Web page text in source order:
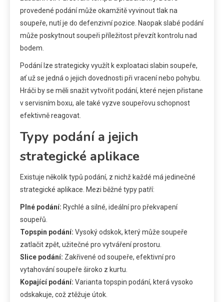
provedené podání může okamžitě vyvinout tlak na
soupeře, nutí je do defenzivní pozice. Naopak slabé podání
může poskytnout soupeři příležitost převzít kontrolu nad
bodem.
Podání lze strategicky využít k exploataci slabin soupeře,
ať už se jedná o jejich dovednosti při vracení nebo pohybu.
Hráči by se měli snažit vytvořit podání, které nejen přistane
v servisním boxu, ale také vyzve soupeřovu schopnost
efektivně reagovat.
Typy podání a jejich
strategické aplikace
Existuje několik typů podání, z nichž každé má jedinečné
strategické aplikace. Mezi běžné typy patří:
Plné podání: Rychlé a silné, ideální pro překvapení
soupeřů.
Topspin podání: Vysoký odskok, který může soupeře
zatlačit zpět, užitečné pro vytváření prostoru.
Slice podání: Zakřivené od soupeře, efektivní pro
vytahování soupeře široko z kurtu.
Kopající podání: Varianta topspin podání, která vysoko
odskakuje, což ztěžuje útok.